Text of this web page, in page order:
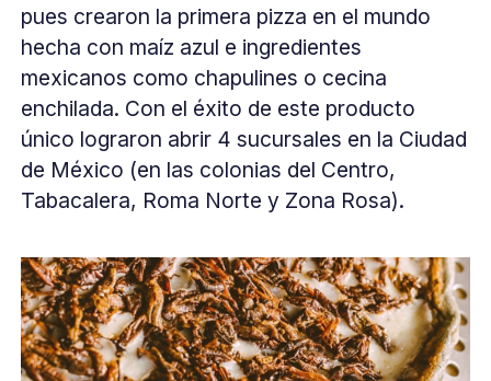
pues crearon la primera pizza en el mundo
hecha con maíz azul e ingredientes
mexicanos como chapulines o cecina
enchilada. Con el éxito de este producto
único lograron abrir 4 sucursales en la Ciudad
de México (en las colonias del Centro,
Tabacalera, Roma Norte y Zona Rosa).